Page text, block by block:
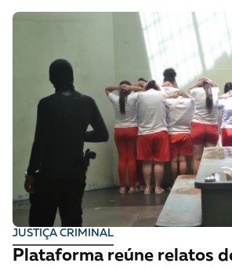
JUSTIÇA CRIMINAL
Plataforma reúne relatos